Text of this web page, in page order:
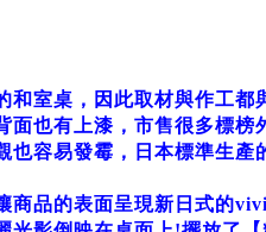
和室桌，因此取材與作工都
也有上漆，市售很多標榜
容易發霉，日本標準生產
商品的表面呈現新日式的